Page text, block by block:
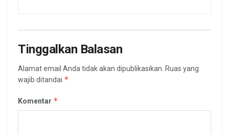
Tinggalkan Balasan
Alamat email Anda tidak akan dipublikasikan. Ruas yang
wajib ditandai *
Komentar *